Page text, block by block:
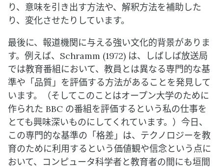
り、意味を引き出す方法や、解釈方法を補助した
り、変化させたりしています。
最後に、報道機関に与える強い文化的背景がありま
す。例えば、Schramm (1972) は、しばしば放送局
では教育番組において、教員とは異なる専門的な基
準や「品質」を評価する方法があることを発見して
います。（そしてこのことはオープン大学のために
作られた BBC の番組を評価するという私の仕事を
とても興味深いものにしてくれています。）今日、
この専門的な基準の「格差」は、テクノロジーを教
育のために利用するという価値観や信念という点に
おいて、コンピュータ科学者と教育者の間にも垣間